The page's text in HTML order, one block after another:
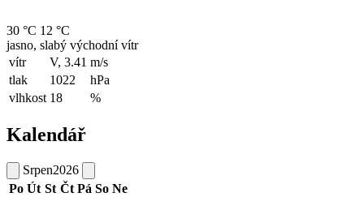
30 °C 12 °C
jasno, slabý východní vítr
vítr
V, 3.41 m/s
tlak
1022
hPa
vlhkost 18 %
Kalendář
Srpen2026
Po Út St Čt Pá So Ne